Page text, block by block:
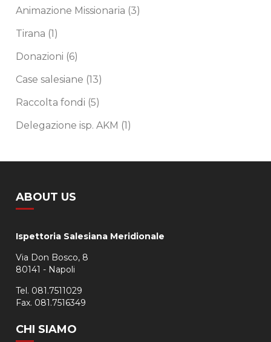
Animazione Missionaria (3)
Tirana (1)
Donazioni (6)
Case salesiane (13)
Raccolta fondi (5)
Delegazione isp. AKM (1)
ABOUT US
Ispettoria Salesiana Meridionale
Via Don Bosco, 8
80141 - Napoli
Tel. 081.7511029
Fax. 081.7516349
CHI SIAMO